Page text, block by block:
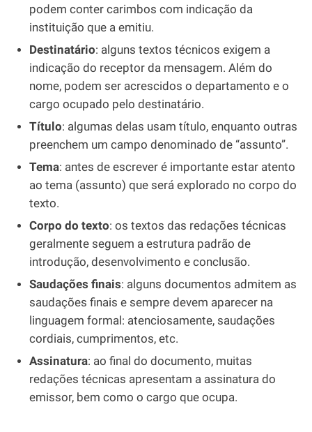
podem conter carimbos com indicação da
instituição que a emitiu.
Destinatário: alguns textos técnicos exigem a
indicação do receptor da mensagem. Além do
nome, podem ser acrescidos o departamento e o
cargo ocupado pelo destinatário.
Título: algumas delas usam título, enquanto outras
preenchem um campo denominado de “assunto”.
Tema: antes de escrever é importante estar atento
ao tema (assunto) que será explorado no corpo do
texto.
Corpo do texto: os textos das redações técnicas
geralmente seguem a estrutura padrão de
introdução, desenvolvimento e conclusão.
Saudações finais: alguns documentos admitem as
saudações finais e sempre devem aparecer na
linguagem formal: atenciosamente, saudações
cordiais, cumprimentos, etc.
Assinatura: ao final do documento, muitas
redações técnicas apresentam a assinatura do
emissor, bem como o cargo que ocupa.